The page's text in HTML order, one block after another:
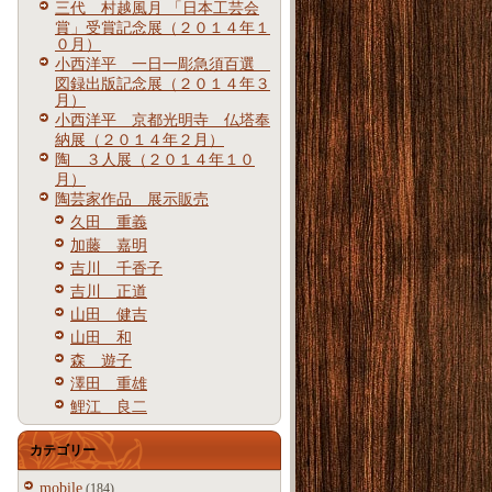
三代 村越風月 「日本工芸会
賞」受賞記念展（２０１４年１
０月）
小西洋平 一日一彫急須百選
図録出版記念展（２０１４年３
月）
小西洋平 京都光明寺 仏塔奉
納展（２０１４年２月）
陶 ３人展（２０１４年１０
月）
陶芸家作品 展示販売
久田 重義
加藤 嘉明
吉川 千香子
吉川 正道
山田 健吉
山田 和
森 遊子
澤田 重雄
鯉江 良二
カテゴリー
mobile (184)